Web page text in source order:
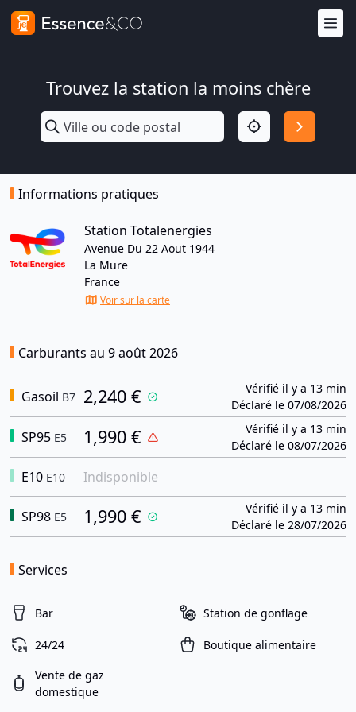
Trouvez la station la moins chère
Informations pratiques
Station Totalenergies
Avenue Du 22 Aout 1944
La Mure
France
Voir sur la carte
Carburants au 9 août 2026
Gasoil B7 2,240 €
Vérifié il y a 13 min
Déclaré le 07/08/2026
SP95 E5 1,990 €
Vérifié il y a 13 min
Déclaré le 08/07/2026
E10 E10 Indisponible
SP98 E5 1,990 €
Vérifié il y a 13 min
Déclaré le 28/07/2026
Services
Bar Station de gonflage
24/24 Boutique alimentaire
Vente de gaz
domestique